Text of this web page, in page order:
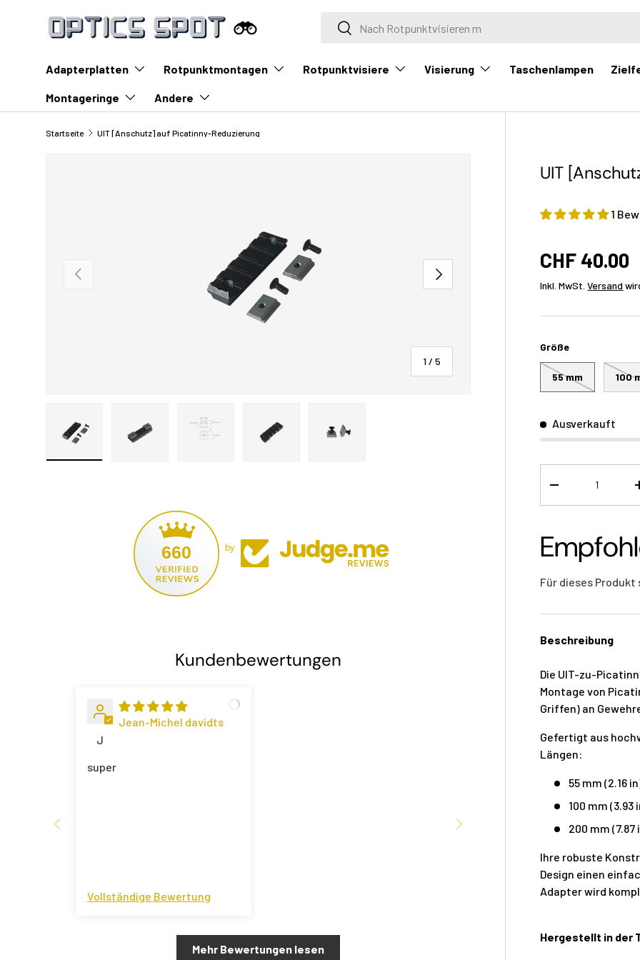
Zum Inhalt springen Suche
Suche
Adapterplatten Rotpunktmontagen Rotpunktvisiere Visierung Taschenlampen
Montageringe Andere
Startseite UIT [Anschutz] auf Picatinny-Reduzierung
Vorherige
1 /von
5
Nächste
UIT
1
CHF 40.00
Inkl. MwSt.Versand
Größe
55 mm 100
Ausverkauft
-
Für dieses
Beschreibung
Die UIT-zu-
Montage von
Griffen) an
Gefertigt aus
Längen:
55 mm (2.16
100 mm
200 mm
Ihre robuste
Design einen
Adapter wird
Hergestellt in der
660 by
Kundenbewertungen
J
Jean-Michel davidts
super
Vollständige Bewertung
Mehr Bewertungen lesen